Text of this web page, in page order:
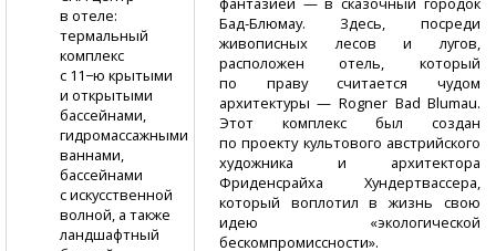
Бад-Блюмау. Здесь, посреди
живописных лесов и лугов,
расположен отель, который
по праву считается чудом
архитектуры — Rogner Bad Blumau.
Этот комплекс был создан
по проекту культового австрийского
художника и архитектора
Фриденсрайха Хундертвассера,
который воплотил в жизнь свою
идею «экологической
бескомпромиссности».
в отеле:
термальный
комплекс
с 11−ю крытыми
и открытыми
бассейнами,
гидромассажными
ваннами,
бассейнами
с искусственной
волной, а также
ландшафтный